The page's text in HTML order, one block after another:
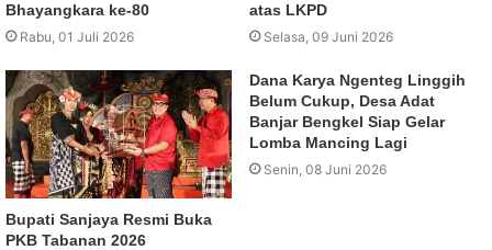
Bhayangkara ke-80
Rabu, 01 Juli 2026
atas LKPD
Selasa, 09 Juni 2026
Bupati Sanjaya Resmi Buka
PKB Tabanan 2026
Dana Karya Ngenteg Linggih
Belum Cukup, Desa Adat
Banjar Bengkel Siap Gelar
Lomba Mancing Lagi
Senin, 08 Juni 2026